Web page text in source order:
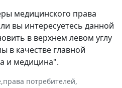
медицинского права
вы интересуетесь данной
в верхнем левом углу
в качестве главной
и медицина".
,права потребителей,